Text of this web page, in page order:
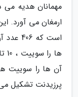
مهمانان هدیه می
پرزیدنت تشکیل